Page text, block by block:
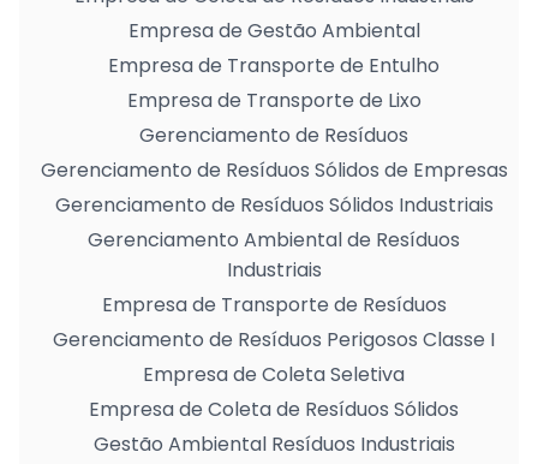
Empresa de Gestão Ambiental
Empresa de Transporte de Entulho
Empresa de Transporte de Lixo
Gerenciamento de Resíduos
Gerenciamento de Resíduos Sólidos de Empresas
Gerenciamento de Resíduos Sólidos Industriais
Gerenciamento Ambiental de Resíduos
Industriais
Empresa de Transporte de Resíduos
Gerenciamento de Resíduos Perigosos Classe I
Empresa de Coleta Seletiva
Empresa de Coleta de Resíduos Sólidos
Gestão Ambiental Resíduos Industriais